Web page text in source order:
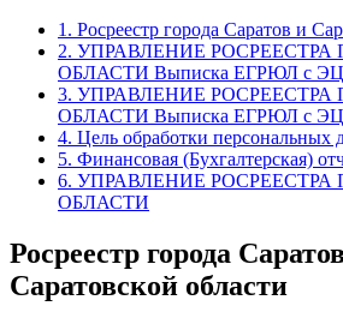
1. Росреестр города Саратов и
2. УПРАВЛЕНИЕ
ОБЛАСТИ Выписка ЕГРЮЛ с
3. УПРАВЛЕНИЕ
ОБЛАСТИ Выписка ЕГРЮЛ с
4. Цель обработки персональных
5. Финансовая (Бухгалтерская)
6. УПРАВЛЕНИЕ
ОБЛАСТИ
Росреестр города
Саратовской области